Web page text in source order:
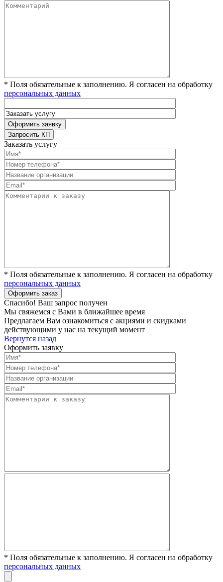
* Поля обязательные к заполнению. Я согласен на обработку
персональных данных
Заказать услугу
* Поля обязательные к заполнению. Я согласен на обработку
персональных данных
Спасибо! Ваш запрос получен
Мы свяжемся с Вами в ближайшее время
Предлагаем Вам ознакомиться с акциями и скидками
действующими у нас на текущий момент
Вернутся назад
Оформить заявку
* Поля обязательные к заполнению. Я согласен на обработку
персональных данных